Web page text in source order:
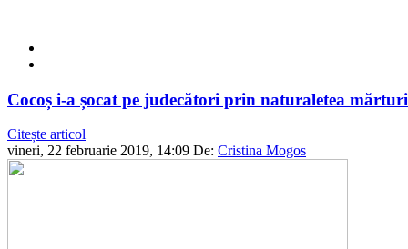
Cocoș i-a șocat pe judecători prin naturaletea
Citește articol
vineri, 22 februarie 2019, 14:09 De: Cristina Mogos